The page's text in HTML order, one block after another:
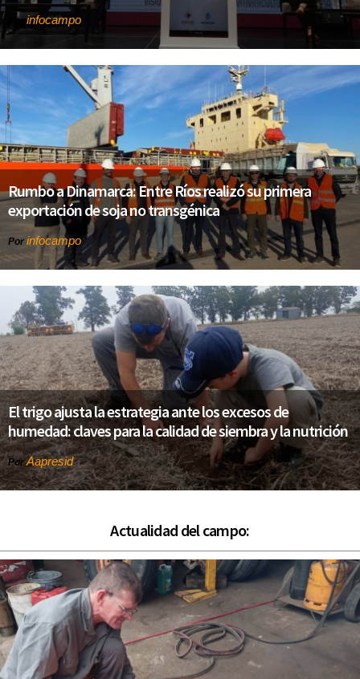
Porinfocampo
Rumbo a Dinamarca: Entre Ríos realizó su primera
exportación de soja no transgénica
Por infocampo
El trigo ajusta la estrategia ante los excesos de
humedad: claves para la calidad de siembra y la nutrición
PorAapresid
Actualidad del campo: